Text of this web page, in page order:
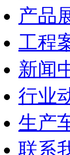
产品
工程
新闻
行业
生产
联系